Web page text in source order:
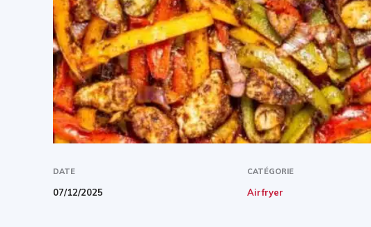
DATE
07/12/2025
CATÉGORIE
Airfryer